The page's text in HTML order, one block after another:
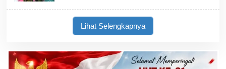
Lihat Selengkapnya